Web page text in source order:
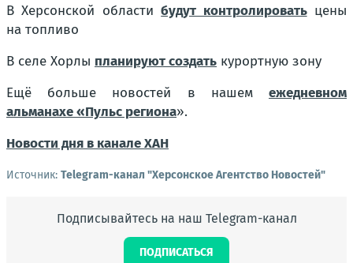
В Херсонской областибудут контролироватьцены
на топливо
В селе Хорлы планируют создать курортную зону
Ещё больше новостей в нашем ежедневном
альманахе «Пульс региона».
Новости дня в канале ХАН
Источник: Telegram-канал "Херсонское Агентство Новостей"
Подписывайтесь на наш Telegram-канал
ПОДПИСАТЬСЯ